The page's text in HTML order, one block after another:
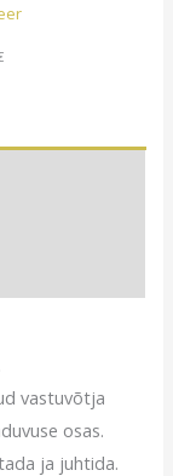
vastuvõtja
osas.
ja juhtida.